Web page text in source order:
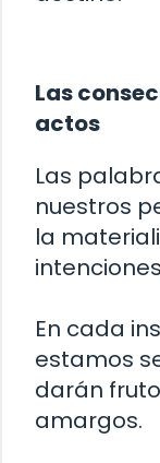
Las
actos
Las
nuestros
la
En cada
estamos
darán
amargos.